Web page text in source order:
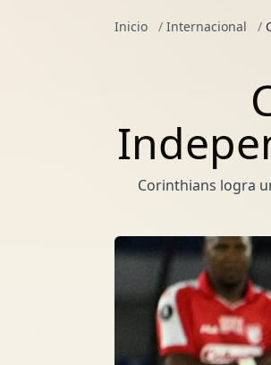
Inicio / Internacional /
Corinthians logra